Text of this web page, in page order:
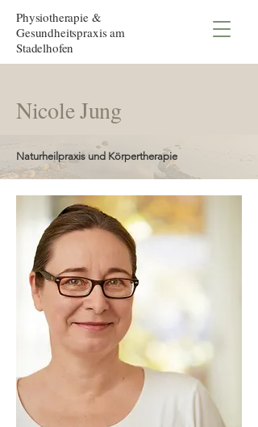
Physiotherapie &
Gesundheitspraxis am
Stadelhofen
Nicole Jung
Naturheilpraxis und Körpertherapie